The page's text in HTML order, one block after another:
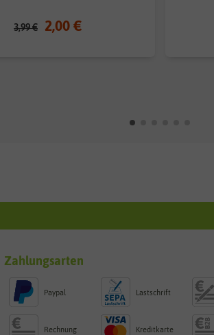
3,99 € 2,00 €
Zahlungsarten
Paypal Lastschrift
Rechnung Kreditkarte